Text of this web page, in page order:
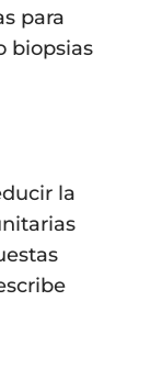
para
biopsias
la